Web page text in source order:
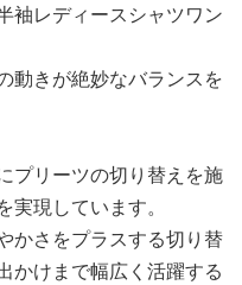
袖レディースシャツワン
動きが絶妙なバランスを
プリーツの切り替えを施
現しています。
かさをプラスする切り替
かけまで幅広く活躍する